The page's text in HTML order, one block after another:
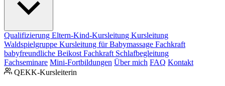
Qualifizierung Eltern-Kind-Kursleitung Kursleitung
Waldspielgruppe Kursleitung für Babymassage Fachkraft
babyfreundliche Beikost Fachkraft Schlafbegleitung
Fachseminare Mini-Fortbildungen Über mich FAQ Kontakt
QEKK-Kursleiterin